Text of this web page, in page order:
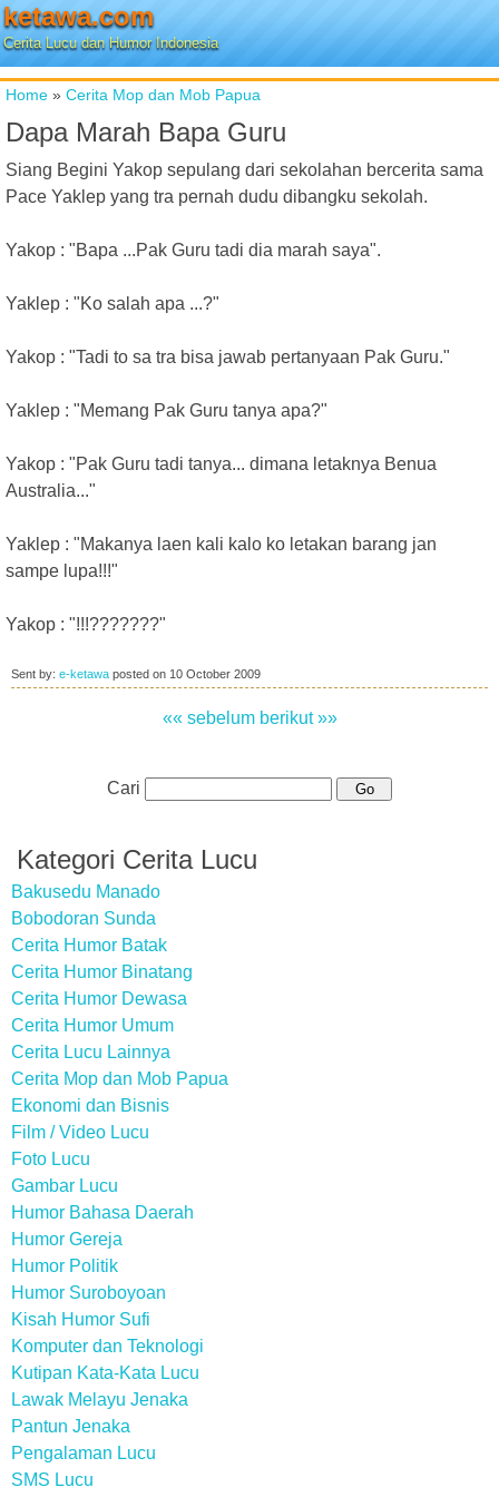
ketawa.com
Cerita Lucu dan Humor Indonesia
Home » Cerita Mop dan Mob Papua
Dapa Marah Bapa Guru
Siang Begini Yakop sepulang dari sekolahan bercerita sama
Pace Yaklep yang tra pernah dudu dibangku sekolah.
Yakop : "Bapa ...Pak Guru tadi dia marah saya".
Yaklep : "Ko salah apa ...?"
Yakop : "Tadi to sa tra bisa jawab pertanyaan Pak Guru."
Yaklep : "Memang Pak Guru tanya apa?"
Yakop : "Pak Guru tadi tanya... dimana letaknya Benua
Australia..."
Yaklep : "Makanya laen kali kalo ko letakan barang jan
sampe lupa!!!"
Yakop : "!!!???????"
Sent by: e-ketawa posted on 10 October 2009
«« sebelum berikut »»
Cari
Kategori Cerita Lucu
Bakusedu Manado
Bobodoran Sunda
Cerita Humor Batak
Cerita Humor Binatang
Cerita Humor Dewasa
Cerita Humor Umum
Cerita Lucu Lainnya
Cerita Mop dan Mob Papua
Ekonomi dan Bisnis
Film / Video Lucu
Foto Lucu
Gambar Lucu
Humor Bahasa Daerah
Humor Gereja
Humor Politik
Humor Suroboyoan
Kisah Humor Sufi
Komputer dan Teknologi
Kutipan Kata-Kata Lucu
Lawak Melayu Jenaka
Pantun Jenaka
Pengalaman Lucu
SMS Lucu